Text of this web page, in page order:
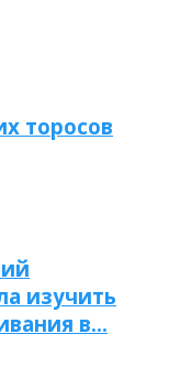
торосов
изучить
в…